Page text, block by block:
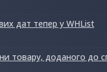
дат тепер у WHList
товару, доданого до